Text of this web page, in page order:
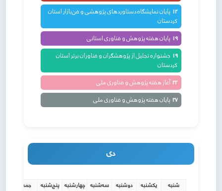
12 پایان نمایشگاه دستاوردهای پژوهشی و فن‌بازار استان
کردستان
19 پایان هفته پژوهش و فناوری استانی
19 جشنواره تجلیل از پژوهشگران و فناوران برتر استان
کردستان
22 آغاز هفته پژوهش و فناوری ملی
27 پایان هفته پژوهش و فناوری ملی
دی
شنبه یکشنبه دوشنبه سه‌شنبه چهارشنبه پنج‌شنبه
جمعه